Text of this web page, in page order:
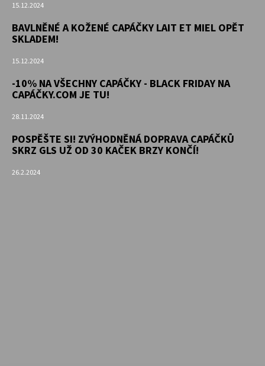
15.12.2024
BAVLNĚNÉ A KOŽENÉ CAPÁČKY LAIT ET MIEL OPĚT
SKLADEM!
15.12.2024
-10% NA VŠECHNY CAPÁČKY - BLACK FRIDAY NA
CAPÁČKY.COM JE TU!
28.11.2024
POSPĚŠTE SI! ZVÝHODNĚNÁ DOPRAVA CAPÁČKŮ
SKRZ GLS UŽ OD 30 KAČEK BRZY KONČÍ!
26.2.2024